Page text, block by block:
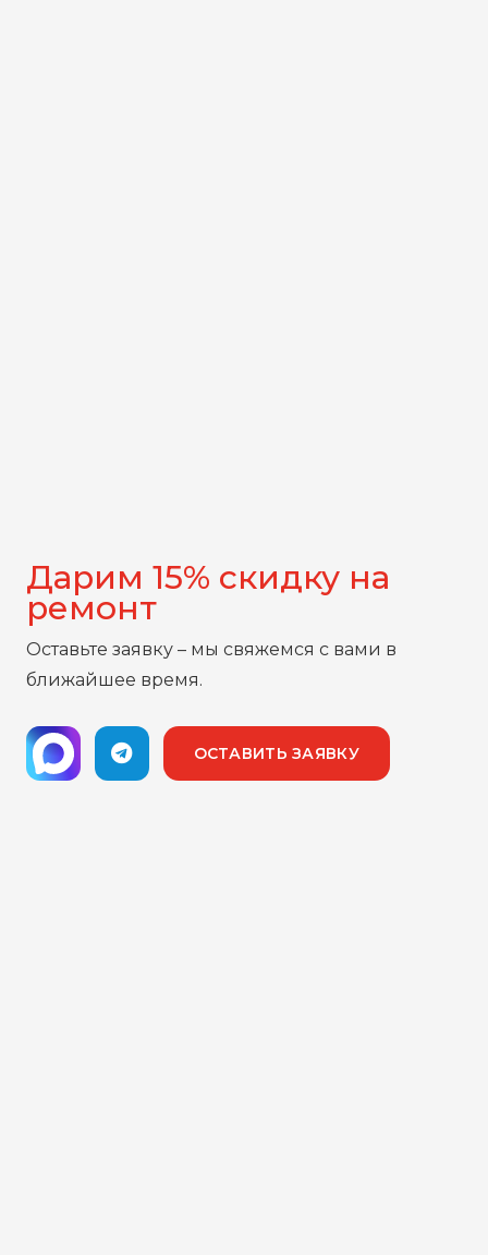
Дарим 15% скидку на
ремонт
Оставьте заявку – мы свяжемся с вами в
ближайшее время.
ОСТАВИТЬ ЗАЯВКУ